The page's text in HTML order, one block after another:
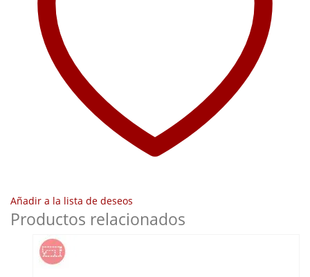
Añadir a la lista de deseos
Productos relacionados